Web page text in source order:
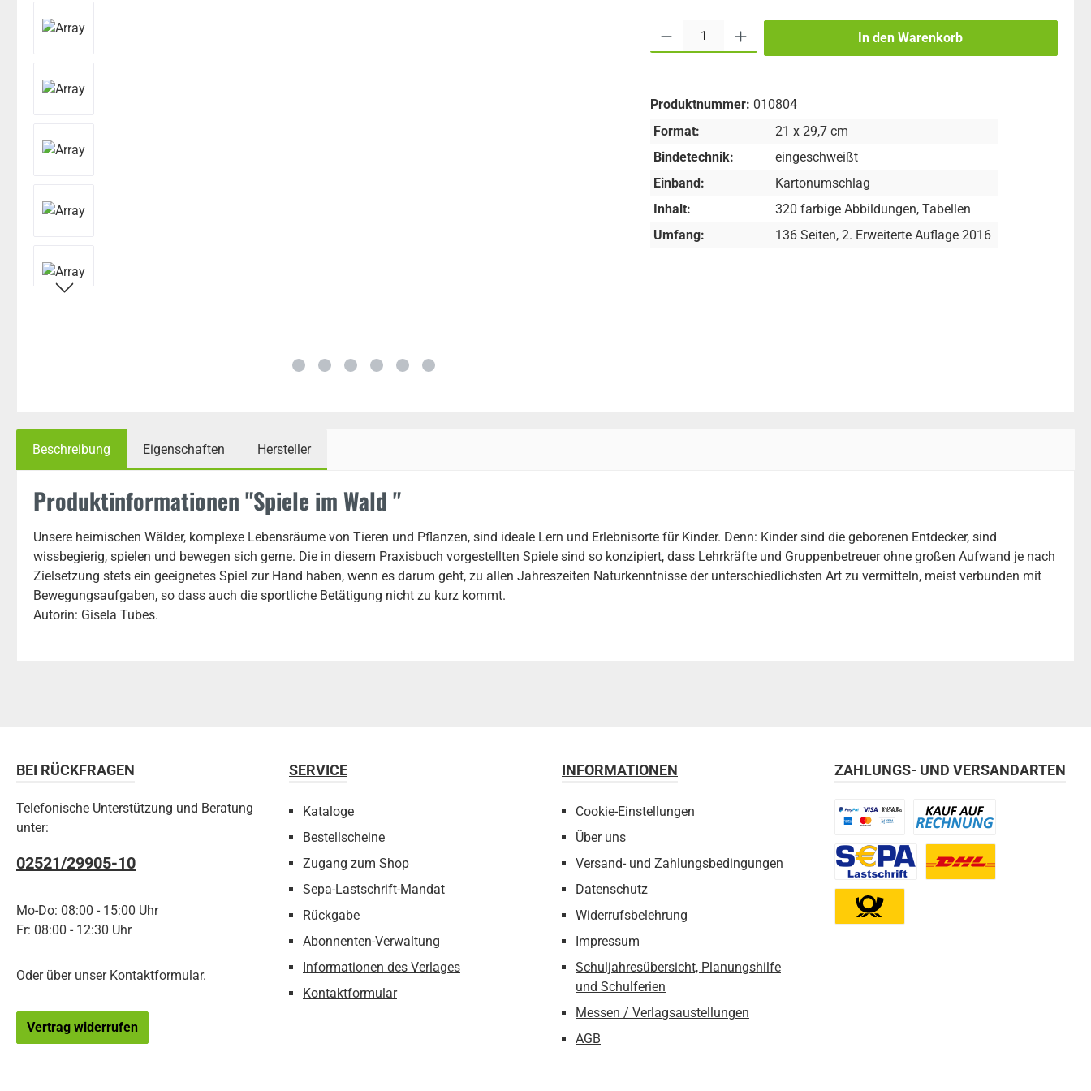
In den Warenkorb
Produktnummer: 010804
Format:
21 x 29,7 cm
Bindetechnik:
eingeschweißt
Einband:
Kartonumschlag
Inhalt:
320 farbige Abbildungen, Tabellen
Umfang:
136 Seiten, 2. Erweiterte Auflage 2016
Beschreibung Eigenschaften Hersteller
Produktinformationen "Spiele im Wald "
Unsere heimischen Wälder, komplexe Lebensräume von Tieren und Pflanzen, sind ideale Lern und Erlebnisorte für Kinder. Denn: Kinder sind die geborenen Entdecker, sind
wissbegierig, spielen und bewegen sich gerne. Die in diesem Praxisbuch vorgestellten Spiele sind so konzipiert, dass Lehrkräfte und Gruppenbetreuer ohne großen Aufwand je nach
Zielsetzung stets ein geeignetes Spiel zur Hand haben, wenn es darum geht, zu allen Jahreszeiten Naturkenntnisse der unterschiedlichsten Art zu vermitteln, meist verbunden mit
Bewegungsaufgaben, so dass auch die sportliche Betätigung nicht zu kurz kommt.
Autorin: Gisela Tubes.
BEI RÜCKFRAGEN
Telefonische Unterstützung und Beratung
unter:
02521/29905-10
Mo-Do: 08:00 - 15:00 Uhr
Fr: 08:00 - 12:30 Uhr
Oder über unser Kontaktformular.
Vertrag widerrufen
SERVICE
Kataloge
Bestellscheine
Zugang zum Shop
Sepa-Lastschrift-Mandat
Rückgabe
Abonnenten-Verwaltung
Informationen des Verlages
Kontaktformular
INFORMATIONEN
Cookie-Einstellungen
Über uns
Versand- und Zahlungsbedingungen
Datenschutz
Widerrufsbelehrung
Impressum
Schuljahresübersicht, Planungshilfe
und Schulferien
Messen / Verlagsaustellungen
AGB
ZAHLUNGS- UND VERSANDARTEN
Benutzerdefiniertes Bild 1Benutzerdefiniertes Bild 2
Benutzerdefiniertes Bild 3